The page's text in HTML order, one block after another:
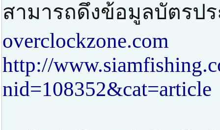
สามารถดึงข้อมูลบัตรป
overclockzone.com
http://
nid=108352&cat=article